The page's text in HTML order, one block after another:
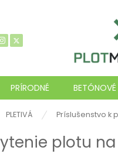
PRÍRODNÉ BETÓNOVÉ
PLETIVÁ Príslušenstvo k
plotu